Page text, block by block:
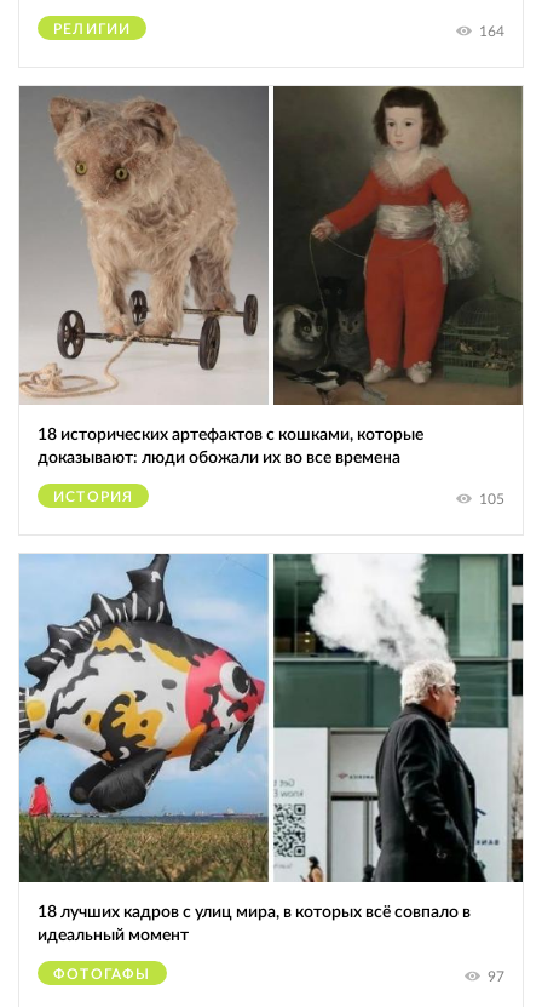
РЕЛИГИИ 164
18 исторических артефактов с кошками, которые
доказывают: люди обожали их во все времена
ИСТОРИЯ 105
18 лучших кадров с улиц мира, в которых всё совпало в
идеальный момент
ФОТОГАФЫ 97